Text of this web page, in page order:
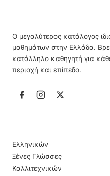
Ο μεγαλύτερος κατάλογος
μαθημάτων στην Ελλάδα.
κατάλληλο καθηγητή για
περιοχή και επίπεδο.
Ελληνικών
Ξένες Γλώσσες
Καλλιτεχνικών